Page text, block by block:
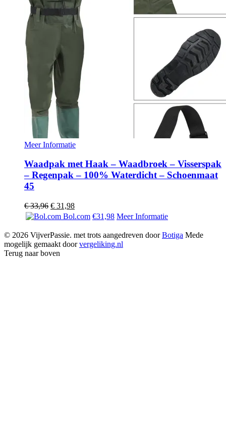
Meer Informatie
Waadpak met Haak – Waadbroek – Visserspak
– Regenpak – 100% Waterdicht – Schoenmaat
45
€33,96 Oorspronkelijke
prijs
€ 33,96.
€ 31,98Huidige
prijs
€ 31,98.
Bol.com €31,98 Meer Informatie
© 2026 VijverPassie. met trots aangedreven doorBotiga Mede
mogelijk gemaakt doorvergeliking.nl
Terug naar boven